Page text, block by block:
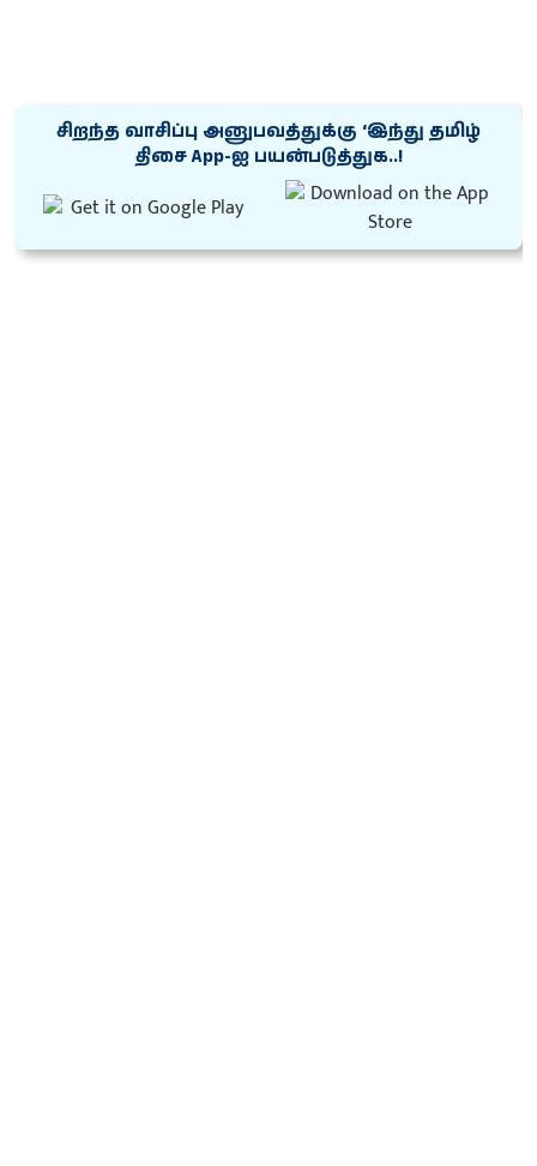
சிறந்த வாசிப்பு அனுபவத்துக்கு ‘இந்து தமிழ்
திசை App-ஐ பயன்படுத்துக..!